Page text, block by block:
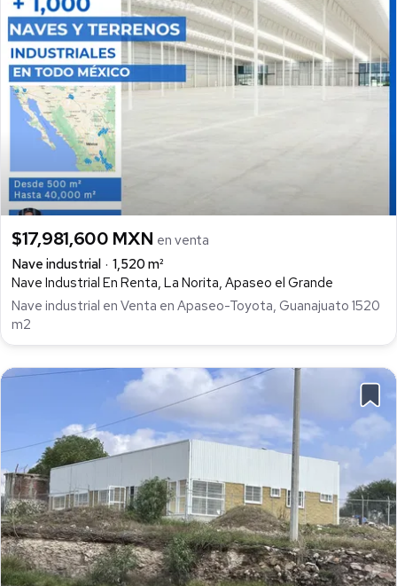
$17,981,600 MXN en venta
Nave industrial
1,520 m²
Nave Industrial En Renta, La Norita, Apaseo el Grande
Nave industrial en Venta en Apaseo-Toyota, Guanajuato 1520
m2